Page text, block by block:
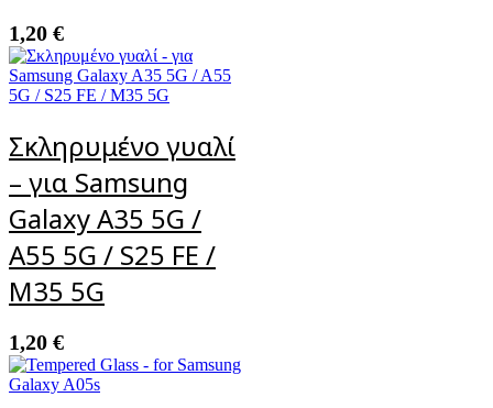
1,20 €
Σκληρυμένο γυαλί
– για Samsung
Galaxy A35 5G /
A55 5G / S25 FE /
M35 5G
1,20 €